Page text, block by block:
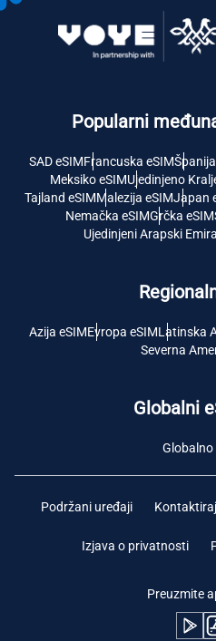
Popularni
SAD eSIMFrancuska eSIM
Meksiko eSIMUjedinjeno
Tajland eSIMMalezija eSIMJapan
Nemačka eSIMGrčka eSIM
Ujedinjeni Arapski
Azija eSIMEvropa eSIMLatinska
Severna
Globalni
Globalno
Podržani uređaji
Izjava o privatnosti
Preuzmite